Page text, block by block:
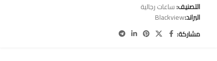
التصنيف:ساعات رجالية
البراند:Blackview
مشاركة: